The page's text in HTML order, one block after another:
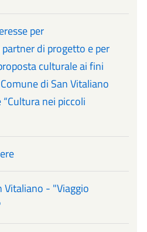
per
di progetto e per
culturale ai fini
di San Vitaliano
nei piccoli
Vitaliano - "Viaggio